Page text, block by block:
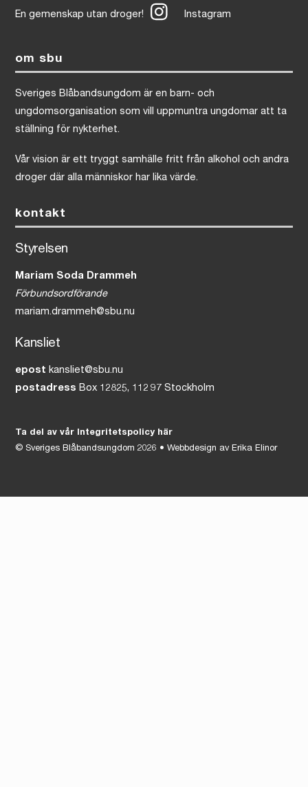
En gemenskap utan droger! Instagram
om sbu
Sveriges Blåbandsungdom är en barn- och
ungdomsorganisation som vill uppmuntra ungdomar att ta
ställning för nykterhet.
Vår vision är ett tryggt samhälle fritt från alkohol och andra
droger där alla människor har lika värde.
kontakt
Styrelsen
Mariam Soda Drammeh
Förbundsordförande
mariam.drammeh@sbu.nu
Kansliet
epostkansliet@sbu.nu
postadress Box 12825, 112 97 Stockholm
Ta del av vår Integritetspolicy här
©Sveriges Blåbandsungdom 2026 • Webbdesign avErika Elinor